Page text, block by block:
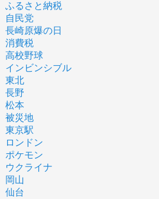
ふるさと納税
自民党
長崎原爆の日
消費税
高校野球
インビンシブル
東北
長野
松本
被災地
東京駅
ロンドン
ポケモン
ウクライナ
岡山
仙台